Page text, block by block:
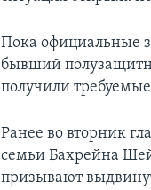
Пока официальные
бывший
получили
Ранее во вторник
семьи Бахрейна
призывают